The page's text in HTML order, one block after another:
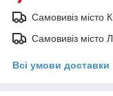
Самовивіз місто
Самовивіз місто
Всі умови доставки